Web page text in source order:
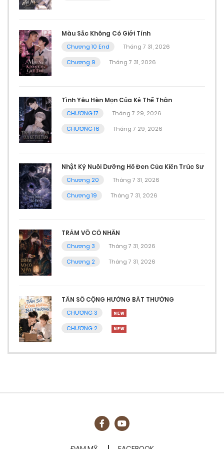
Màu Sắc Không Có Giới Tính
Chương 10 End
Tháng 7 31, 2026
Chương 9
Tháng 7 31, 2026
Tình Yêu Hèn Mọn Của Kẻ Thế Thân
CHƯƠNG 17
Tháng 7 29, 2026
CHƯƠNG 16
Tháng 7 29, 2026
Nhật Ký Nuôi Dưỡng Hố Đen Của Kiến Trúc Sư
Chương 20
Tháng 7 31, 2026
Chương 19
Tháng 7 31, 2026
TRẪM VÔ CỐ NHÂN
Chương 3
Tháng 7 31, 2026
Chương 2
Tháng 7 31, 2026
TẦN SỐ CỘNG HƯỞNG BẤT THƯỜNG
CHƯƠNG 3
CHƯƠNG 2